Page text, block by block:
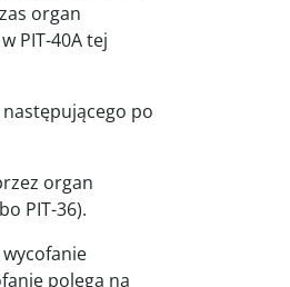
organ
PIT-40A tej
po
organ
PIT-36).
polega na